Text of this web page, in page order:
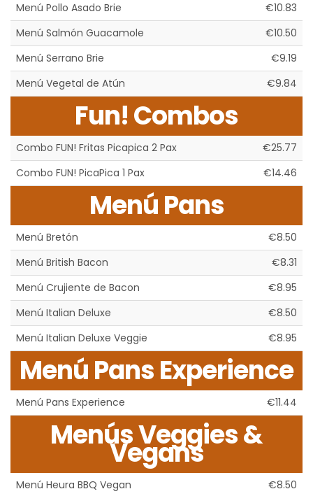
Menú Pollo Asado Brie
€10.83
Menú Salmón Guacamole
€10.50
Menú Serrano Brie
€9.19
Menú Vegetal de Atún
€9.84
Fun! Combos
Combo FUN! Fritas Picapica 2 Pax
€25.77
Combo FUN! PicaPica 1 Pax
€14.46
Menú Pans
Menú Bretón
€8.50
Menú British Bacon
€8.31
Menú Crujiente de Bacon
€8.95
Menú Italian Deluxe
€8.50
Menú Italian Deluxe Veggie
€8.95
Menú Pans Experience
Menú Pans Experience €11.44
Menús Veggies &
Vegans
Menú Heura BBQ Vegan
€8.50